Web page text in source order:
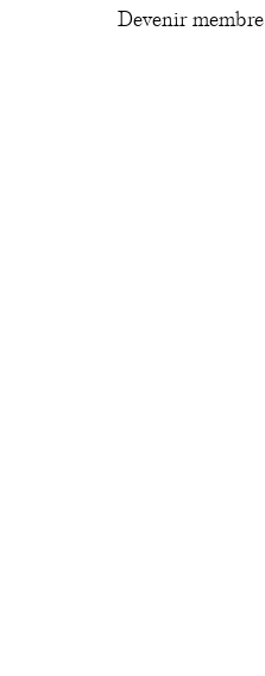
Devenir membre